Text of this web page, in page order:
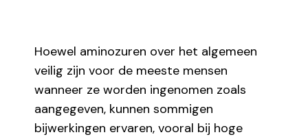
Hoewel aminozuren over het algemeen
veilig zijn voor de meeste mensen
wanneer ze worden ingenomen zoals
aangegeven, kunnen sommigen
bijwerkingen ervaren, vooral bij hoge